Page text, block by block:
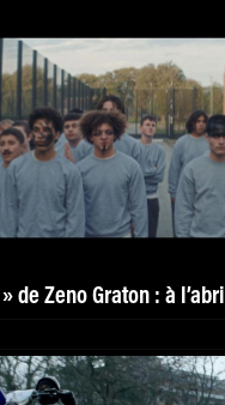
de Zeno Graton : à